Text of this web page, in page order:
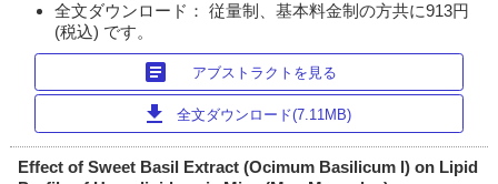
全文ダウンロード： 従量制、基本料金制の方共に913円
(税込) です。
article アブストラクトを見る
download 全文ダウンロード(7.11MB)
Effect of Sweet Basil Extract (Ocimum Basilicum l) on Lipid